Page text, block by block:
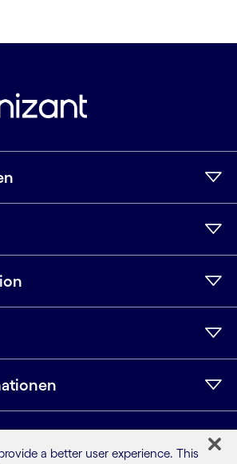
a better user experience. This